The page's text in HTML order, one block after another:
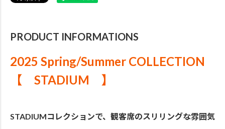
PRODUCT INFORMATIONS
2025 Spring/Summer COLLECTION
【 STADIUM 】
STADIUMコレクションで、観客席のスリリングな雰囲気